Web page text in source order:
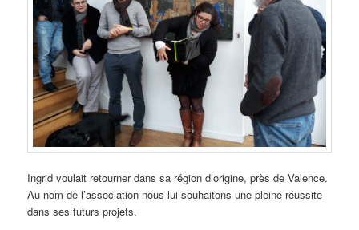
Ingrid voulait retourner dans sa région d’origine, près de Valence.
Au nom de l’association nous lui souhaitons une pleine réussite
dans ses futurs projets.